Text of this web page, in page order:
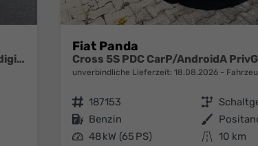
1.0 Pandina Mild Hybrid 6-Gang Klima Radio digital Cockpit
Fiat Panda
Cross 5S PDC CarP/AndroidA PrivG
unverbindliche Lieferzeit: 18.08.2026
Fahrzeugnr. 187153 Getriebe
Kraftstoff Benzin Außenfarbe
Leistung 48 kW (65 PS) Kilometerstand 10 km